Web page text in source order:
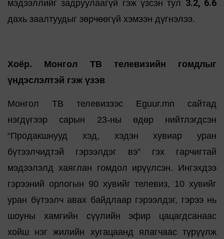
мэдээллийг задруулаагүй гэж үзсэн тул 3.2, 6.6
дахь заалтуудыг зөрчөөгүй хэмээн дүгнэлээ.
Хоёр. Монгол ТВ телевизийн гомдлыг
үндэслэлтэй гэж үзэв
Монгол ТВ телевизээс Eguur.mn сайтад
нэгдүгээр сарын 23-ны өдөр нийтлэгдсэн
“Продакшнууд хэд, хэдэн хувиар уран
бүтээлчидтэй гэрээлдэг вэ” гэх гарчигтай
мэдээлэлд хаяглан гомдол ирүүлсэн. Ингэхдээ
гэрээний орлогын 90 хувийг телевиз, 10 хувийг
уран бүтээлч авах байдлаар гэрээлдэг, гэрээ нь
шоуны хамгийн сүүлийн эфир цацагдсанаас
хойш нэг жилийн хугацаанд ялагчаас түрүүлж